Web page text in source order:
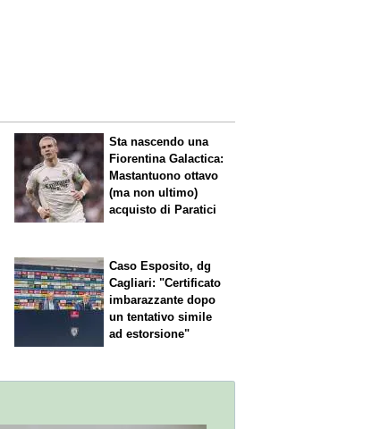
Sta nascendo una
FiorentinaGalactica:
Mastantuono ottavo
(ma non ultimo)
acquisto di Paratici
Caso Esposito, dg
Cagliari: "Certificato
imbarazzante dopo
un tentativo simile
ad estorsione"